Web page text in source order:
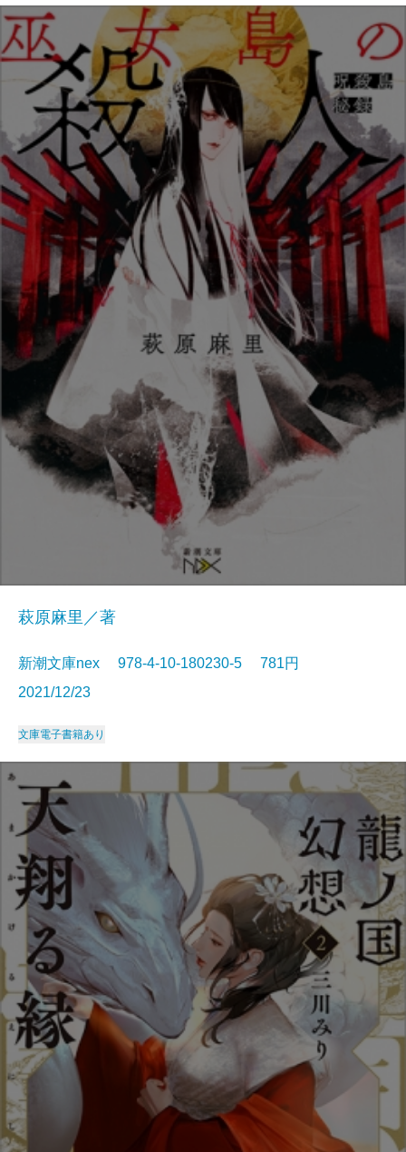
萩原麻里／著
新潮文庫nex 978-4-10-180230-5 781円
2021/12/23
文庫電子書籍あり